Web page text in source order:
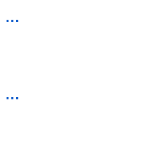
...
...